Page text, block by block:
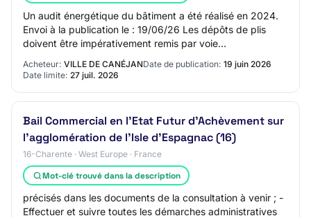
Un audit énergétique du bâtiment a été réalisé en 2024.
Envoi à la publication le : 19/06/26 Les dépôts de plis
doivent être impérativement remis par voie
dématérialisée. Pour retrouver cet avis inté…
Acheteur: VILLE DE CANÉJANDate de publication: 19 juin 2026
Date limite: 27 juil. 2026
Bail Commercial en l'Etat Futur d'Achèvement sur
l'agglomération de l'Isle d'Espagnac (16)
16-Charente · West Europe · France
Mot-clé trouvé dans la description
précisés dans les documents de la consultation à venir ; -
Effectuer et suivre toutes les démarches administratives